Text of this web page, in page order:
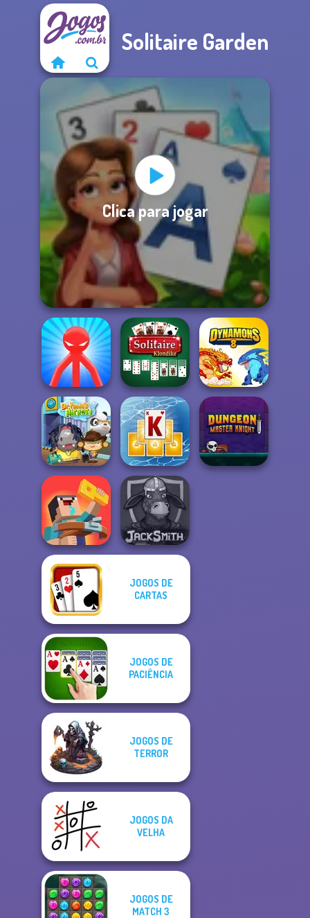
Solitaire Garden
Clica para jogar
Red Stickman vs
Monster School
Solitaire
Klondike
Dynamons 8
Dr. Panda Airport
Tripeaks Solitaire
Holiday
Noob: Zombie
Prison Escape
JOGOS DE
CARTAS
JOGOS DE
PACIÊNCIA
JOGOS DE
TERROR
JOGOS DA
VELHA
JOGOS DE
MATCH 3